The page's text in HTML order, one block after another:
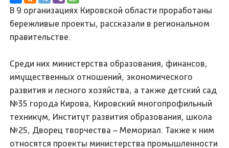
В 9 организациях Кировской области проработаны
бережливые проекты, рассказали в региональном
правительстве.
Среди них министерства образования, финансов,
имущественных отношений, экономического
развития и лесного хозяйства, а также детский сад
№35 города Кирова, Кировский многопрофильный
техникум, Институт развития образования, школа
№25, Дворец творчества – Мемориал. Также к ним
относятся проекты министерства промышленности